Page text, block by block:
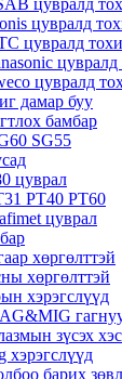
цувралд
цувралд
цувралд
дамар буу
бамбар
SG55
цуврал
PT40 PT60
цуврал
хөргөлттэй
хөргөлттэй
хэрэгслүүд
зүсэх
хэрэгслүүд
барих